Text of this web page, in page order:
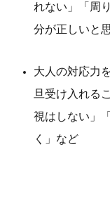
れない」「周
分が正しいと
大人の対応力
旦受け入れる
視はしない」
く」など